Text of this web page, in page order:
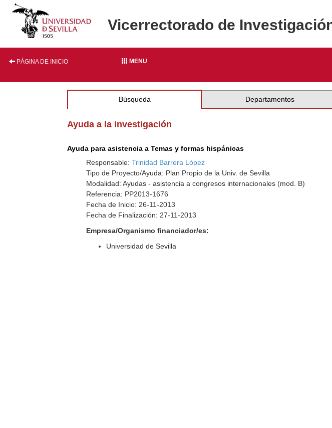
Vicerrectorado de
PÁGINA DE INICIO MENU
Búsqueda Departamentos
Ayuda a la investigación
Ayuda para asistencia a Temas y formas hispánicas
Responsable:Trinidad Barrera López
Tipo de Proyecto/Ayuda: Plan Propio de la Univ. de Sevilla
Modalidad: Ayudas - asistencia a congresos internacionales (mod. B)
Referencia: PP2013-1676
Fecha de Inicio: 26-11-2013
Fecha de Finalización: 27-11-2013
Empresa/Organismo financiador/es:
Universidad de Sevilla